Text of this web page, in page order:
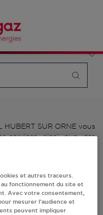
de vente (revendeur /
de gaz ou station GPL
SUR ORNE vous
services ainsi que des
HUBERT SUR ORNE,
Antargaz
et autres traceurs.
fonctionnement du site et
Avec votre consentement,
mesurer l’audience et
peuvent impliquer